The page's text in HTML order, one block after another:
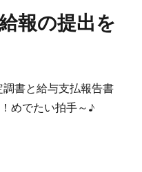
報の提出を
書と給与支払報告書
めでたい拍手～♪
ませました！” の